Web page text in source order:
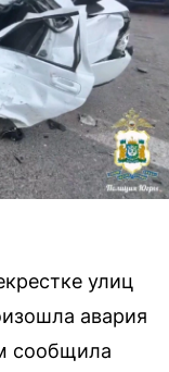
улиц
авария
сообщила